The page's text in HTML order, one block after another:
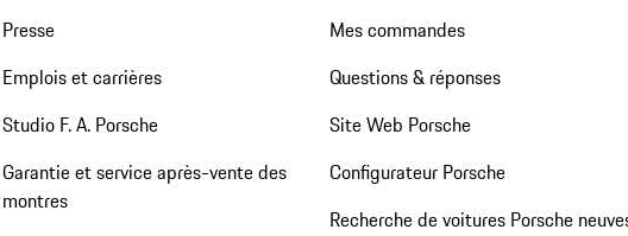
Presse
Emplois et carrières
Studio F. A. Porsche
Garantie et service après-vente des
montres
Mes commandes
Questions & réponses
Site Web Porsche
Configurateur Porsche
Recherche de voitures Porsche